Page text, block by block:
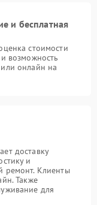
и бесплатная
стоимости
возможность
онлайн на
доставку
и
ремонт. Клиенты
Также
для